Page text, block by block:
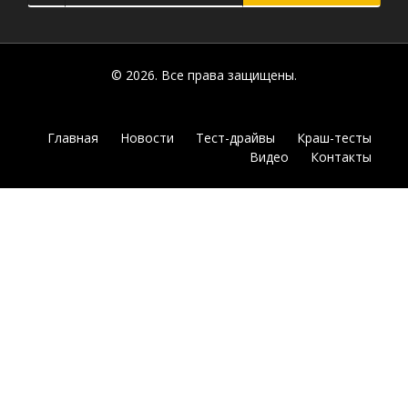
© 2026. Все права защищены.
Главная Новости Тест-драйвы
Краш-тесты
Видео
Контакты